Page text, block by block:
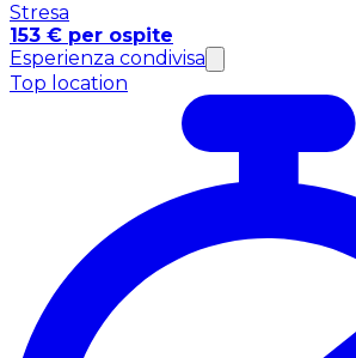
Stresa
153 € per ospite
Esperienza condivisa
Top location